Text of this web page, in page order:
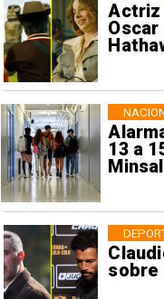
Actriz
Oscar
13 a
Minsal
sobre